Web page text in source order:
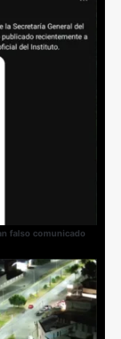
falso comunicado